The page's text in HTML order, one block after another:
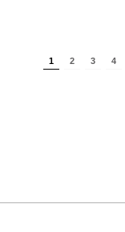
1 2 3 4